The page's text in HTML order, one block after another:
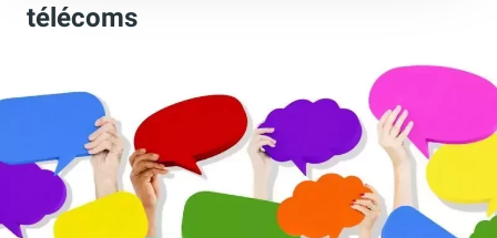
télécoms